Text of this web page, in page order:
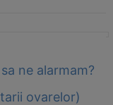
ne alarmam?
ovarelor)